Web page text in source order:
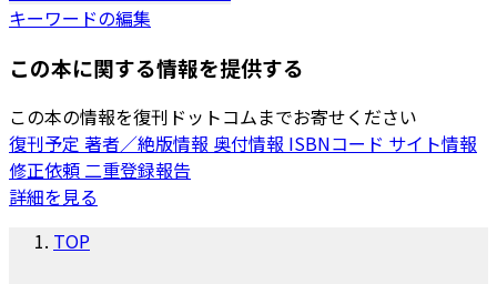
キーワードの編集
この本に関する情報を提供する
この本の情報を復刊ドットコムまでお寄せください
復刊予定 著者／絶版情報 奥付情報 ISBNコード サイト情報
修正依頼 二重登録報告
詳細を見る
TOP